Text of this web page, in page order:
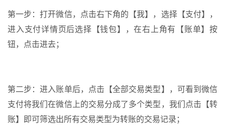
第一步：打开微信，点击右下角的【我】，选择【支付】，
进入支付详情页后选择【钱包】，在右上角有【账单】按
钮，点击进去；
第二步：进入账单后，点击【全部交易类型】，可看到微信
支付将我们在微信上的交易分成了多个类型，我们点击【转
账】即可筛选出所有交易类型为转账的交易记录；